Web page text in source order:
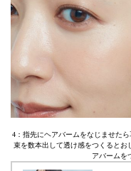
4：指先にヘアバームをなじませた
束を数本出して透け感をつくると
アバームを